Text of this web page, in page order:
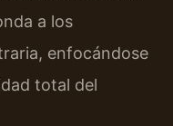
a los
enfocándose
total del